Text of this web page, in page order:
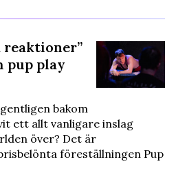
reaktioner”
pup play
bakom
ett allt vanligare inslag
över? Det är
föreställningen Pup